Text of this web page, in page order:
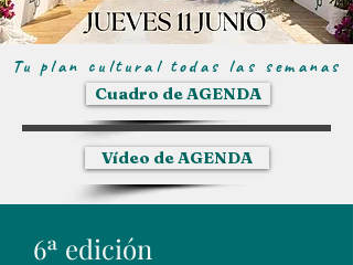
Tu plan cultural todas las semanas
Cuadro de AGENDA
Vídeo de AGENDA
6ª edición